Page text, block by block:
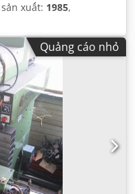
xuất: 1985,
Quảng cáo nhỏ